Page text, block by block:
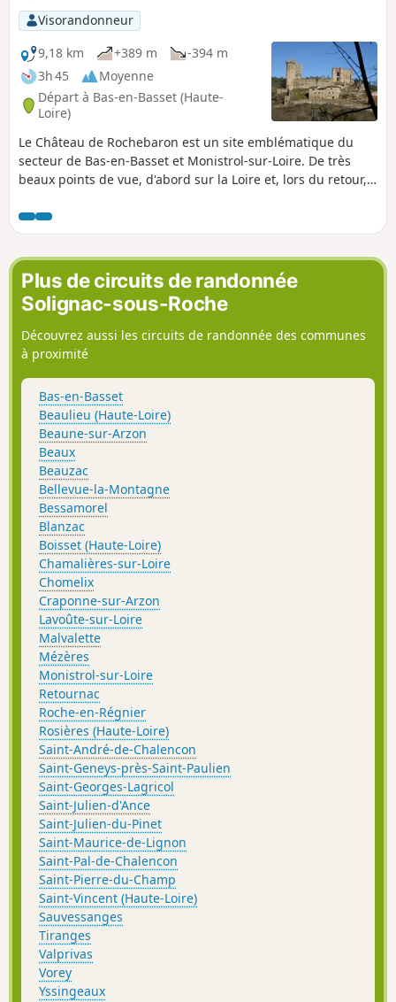
Visorandonneur
9,18 km
+389 m
-394 m
3h 45
Moyenne
Départ à Bas-en-Basset (Haute-
Loire)
Le Château de Rochebaron est un site emblématique du
secteur de Bas-en-Basset et Monistrol-sur-Loire. De très
beaux points de vue, d'abord sur la Loire et, lors du retour,
Plus de circuits de randonnée
Solignac-sous-Roche
Découvrez aussi les circuits de randonnée des communes
à proximité
Bas-en-Basset
Beaulieu (Haute-Loire)
Beaune-sur-Arzon
Beaux
Beauzac
Bellevue-la-Montagne
Bessamorel
Blanzac
Boisset (Haute-Loire)
Chamalières-sur-Loire
Chomelix
Craponne-sur-Arzon
Lavoûte-sur-Loire
Malvalette
Mézères
Monistrol-sur-Loire
Retournac
Roche-en-Régnier
Rosières (Haute-Loire)
Saint-André-de-Chalencon
Saint-Geneys-près-Saint-Paulien
Saint-Georges-Lagricol
Saint-Julien-d'Ance
Saint-Julien-du-Pinet
Saint-Maurice-de-Lignon
Saint-Pal-de-Chalencon
Saint-Pierre-du-Champ
Saint-Vincent (Haute-Loire)
Sauvessanges
Tiranges
Valprivas
Vorey
Yssingeaux